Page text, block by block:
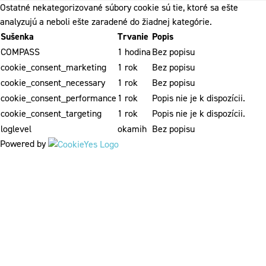
Ostatné nekategorizované súbory cookie sú tie, ktoré sa ešte
analyzujú a neboli ešte zaradené do žiadnej kategórie.
Sušenka
Trvanie Popis
COMPASS
1 hodinaBez popisu
cookie_consent_marketing
1 rok
Bez popisu
cookie_consent_necessary
1 rok
Bez popisu
cookie_consent_performance 1 rok
Popis nie je k dispozícii.
cookie_consent_targeting
1 rok
Popis nie je k dispozícii.
loglevel
okamih Bez popisu
Powered by